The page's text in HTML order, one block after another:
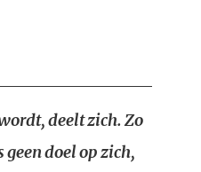
deelt zich. Zo
geen doel op zich,